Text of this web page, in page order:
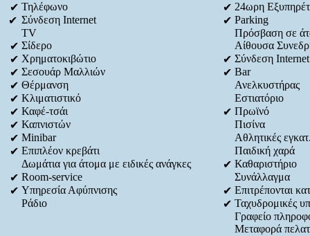
✔ Τηλέφωνο ✔ 24ωρη
✔ Σύνδεση Internet ✔ Parking
TV
Πρόσβαση σε
✔ Σίδερο
Αίθουσα
✔ Χρηματοκιβώτιο ✔ Σύνδεση Internet
✔ Σεσουάρ Μαλλιών ✔ Bar
✔ Θέρμανση
Ανελκυστήρας
✔ Κλιματιστικό
Εστιατόριο
✔ Καφέ-τσάι ✔ Πρωϊνό
✔ Καπνιστών
Πισίνα
✔ Minibar
Αθλητικές
✔ Επιπλέον κρεβάτι
Παιδική χαρά
Δωμάτια για άτομα με ειδικές ανάγκες
✔ Καθαριστήριο
✔ Room-service
Συνάλλαγμα
✔ Υπηρεσία Αφύπνισης ✔ Επιτρέπονται
Ράδιο
✔ Ταχυδρομικές
Γραφείο
Μεταφορά